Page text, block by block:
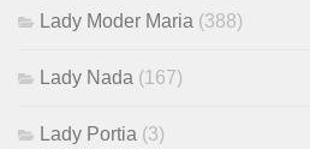
Lady Moder Maria (388)
Lady Nada (167)
Lady Portia (3)